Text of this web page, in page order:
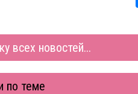
всех новостей...
по теме